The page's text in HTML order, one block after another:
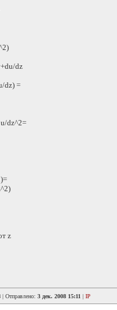
dz
dz) =
dz^2=
z
| Отправлено: 3 дек. 2008 15:11 | IP